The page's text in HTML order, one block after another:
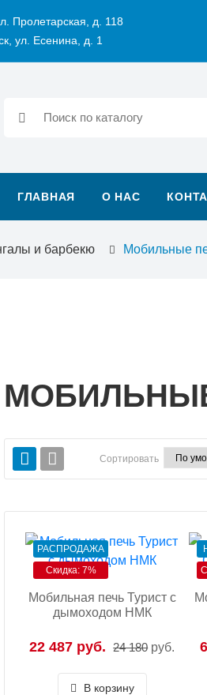
Пролетарская, д. 118
ул. Есенина, д. 1
ГЛАВНАЯ О НАС
и барбекю Мобильные
Сортировать
РАСПРОДАЖА
Скидка: 7%
Мобильная печь Турист с
дымоходом НМК
22 487 руб. 24 180 руб.
В корзину